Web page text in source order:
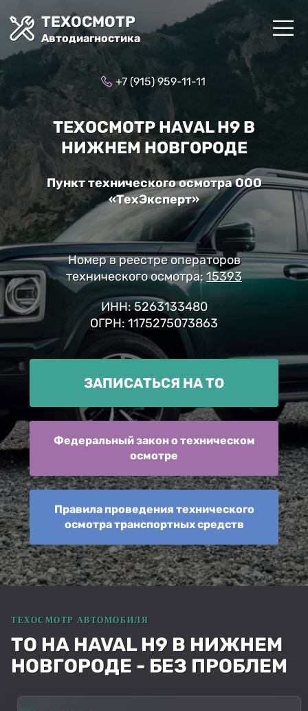
ТЕХОСМОТР
Автодиагностика
+7 (915) 959-11-11
ТЕХОСМОТР HAVAL H9 В
НИЖНЕМ НОВГОРОДЕ
Пункт технического осмотра ООО
«ТехЭксперт»
Номер в реестре операторов
технического осмотра:15393
ИНН: 5263133480
ОГРН: 1175275073863
ЗАПИСАТЬСЯ НА ТО
Федеральный закон о техническом
осмотре
Правила проведения технического
осмотра транспортных средств
ТО НА HAVAL H9 В НИЖНЕМ
НОВГОРОДЕ - БЕЗ ПРОБЛЕМ